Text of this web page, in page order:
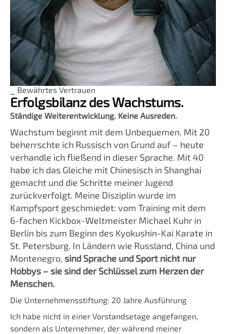
⎯ Bewährtes Vertrauen
Erfolgsbilanz des Wachstums.
Ständige Weiterentwicklung. Keine Ausreden.
Wachstum beginnt mit dem Unbequemen. Mit 20
beherrschte ich Russisch von Grund auf – heute
verhandle ich fließend in dieser Sprache. Mit 40
habe ich das Gleiche mit Chinesisch in Shanghai
gemacht und die Schritte meiner Jugend
zurückverfolgt. Meine Disziplin wurde im
Kampfsport geschmiedet: vom Training mit dem
6-fachen Kickbox-Weltmeister Michael Kuhr in
Berlin bis zum Beginn des Kyokushin-Kai Karate in
St. Petersburg. In Ländern wie Russland, China und
Montenegro, sind Sprache und Sport nicht nur
Hobbys – sie sind der Schlüssel zum Herzen der
Menschen.
Die Unternehmensstiftung: 20 Jahre Ausführung
Ich habe nicht in einer Vorstandsetage angefangen,
sondern als Unternehmer, der während meiner